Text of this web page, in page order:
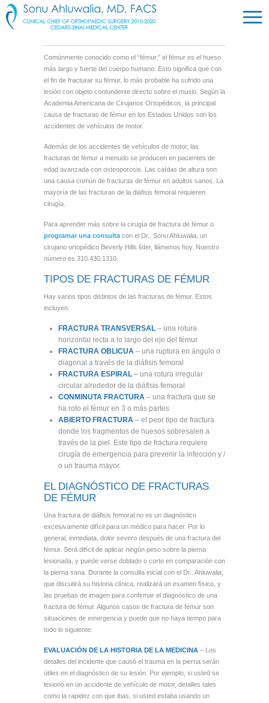
Comúnmente conocido como el “fémur,” el fémur es el hueso
más largo y fuerte del cuerpo humano. Esto significa que con
el fin de fracturar su fémur, lo más probable ha sufrido una
lesión con objeto contundente directo sobre el muslo. Según la
Academia Americana de Cirujanos Ortopédicos, la principal
causa de fracturas de fémur en los Estados Unidos son los
accidentes de vehículos de motor.
Además de los accidentes de vehículos de motor, las
fracturas de fémur a menudo se producen en pacientes de
edad avanzada con osteoporosis. Las caídas de altura son
una causa común de fracturas de fémur en adultos sanos. La
mayoría de las fracturas de la diáfisis femoral requieren
cirugía.
Para aprender más sobre la cirugía de fractura de fémur o
programar una consultacon el Dr.. Sonu Ahluwalia, un
cirujano ortopédico Beverly Hills líder, llámenos hoy. Nuestro
número es 310.430.1310.
TIPOS DE FRACTURAS DE FÉMUR
Hay varios tipos distintos de las fracturas de fémur. Estos
incluyen:
FRACTURA TRANSVERSAL – una rotura
horizontal recta a lo largo del eje del fémur
FRACTURA OBLICUA– una ruptura en ángulo o
diagonal a través de la diáfisis femoral
FRACTURA ESPIRAL – una rotura irregular
circular alrededor de la diáfisis femoral
CONMINUTA FRACTURA– una fractura que se
ha roto el fémur en 3 o más partes
ABIERTO FRACTURA– el peor tipo de fractura
donde los fragmentos de huesos sobresalen a
través de la piel. Este tipo de fractura requiere
cirugía de emergencia para prevenir la infección y /
o un trauma mayor.
EL DIAGNÓSTICO DE FRACTURAS
DE FÉMUR
Una fractura de diáfisis femoral no es un diagnóstico
excesivamente difícil para un médico para hacer. Por lo
general, inmediata, dolor severo después de una fractura del
fémur. Será difícil de aplicar ningún peso sobre la pierna
lesionada, y puede verse doblado o corto en comparación con
la pierna sana. Durante la consulta inicial con el Dr.. Ahluwalia,
que discutirá su historia clínica, realizará un examen físico, y
las pruebas de imagen para confirmar el diagnóstico de una
fractura de fémur. Algunos casos de fractura de fémur son
situaciones de emergencia y puede que no haya tiempo para
todo lo siguiente:
EVALUACIÓN DE LA HISTORIA DE LA MEDICINA– Los
detalles del incidente que causó el trauma en la pierna serán
útiles en el diagnóstico de su lesión. Por ejemplo, si usted se
lesionó en un accidente de vehículo de motor, detalles tales
como la rapidez con que ibas, si usted estaba usando un